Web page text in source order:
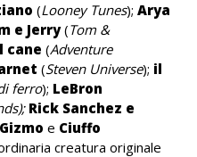
(Looney Tunes); Arya
e Jerry(Tom &
cane (Adventure
(Steven Universe); il
ferro); LeBron
Rick Sanchez e
Gizmo e Ciuffo
creatura originale